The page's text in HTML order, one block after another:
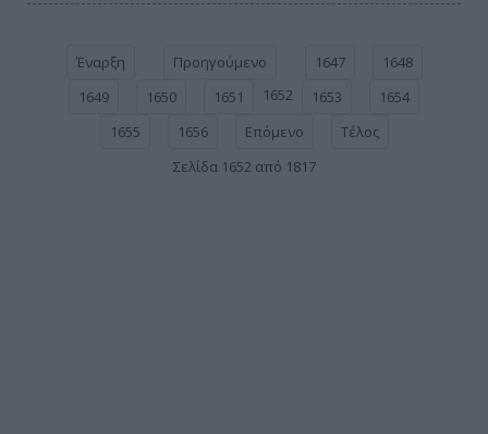
Έναρξη Προηγούμενο 1647
1648
1649
1650 1651 1652 1653
1654
1655
1656 Επόμενο
Τέλος
Σελίδα 1652 από 1817